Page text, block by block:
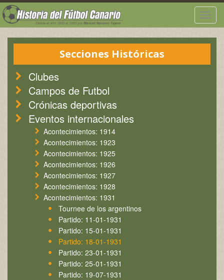
Secciones Históricas
Clubes
Campos de Futbol
Crónicas deportivas
Eventos internacionales
Acontecimientos: 1914
Acontecimientos: 1923
Acontecimientos: 1925
Acontecimientos: 1926
Acontecimientos: 1927
Acontecimientos: 1928
Acontecimientos: 1931
Tournee de los argentinos
Partido: 11-01-1931
Partido: 15-01-1931
Partido: 18-01-1931
Partido: 23-01-1931
Partido: 25-01-1931
Partido: 19-07-1931